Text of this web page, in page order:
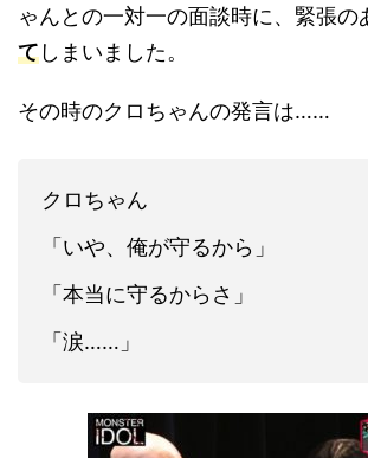
ゃんとの一対一の面談時に、緊張の
てしまいました。
その時のクロちゃんの発言は……
クロちゃん
「いや、俺が守るから」
「本当に守るからさ」
「涙……」